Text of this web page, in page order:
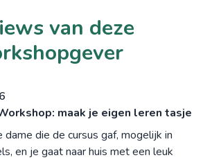
van deze
maak je eigen leren tasje
dame die de cursus gaf, mogelijk in
en je gaat naar huis met een leuk